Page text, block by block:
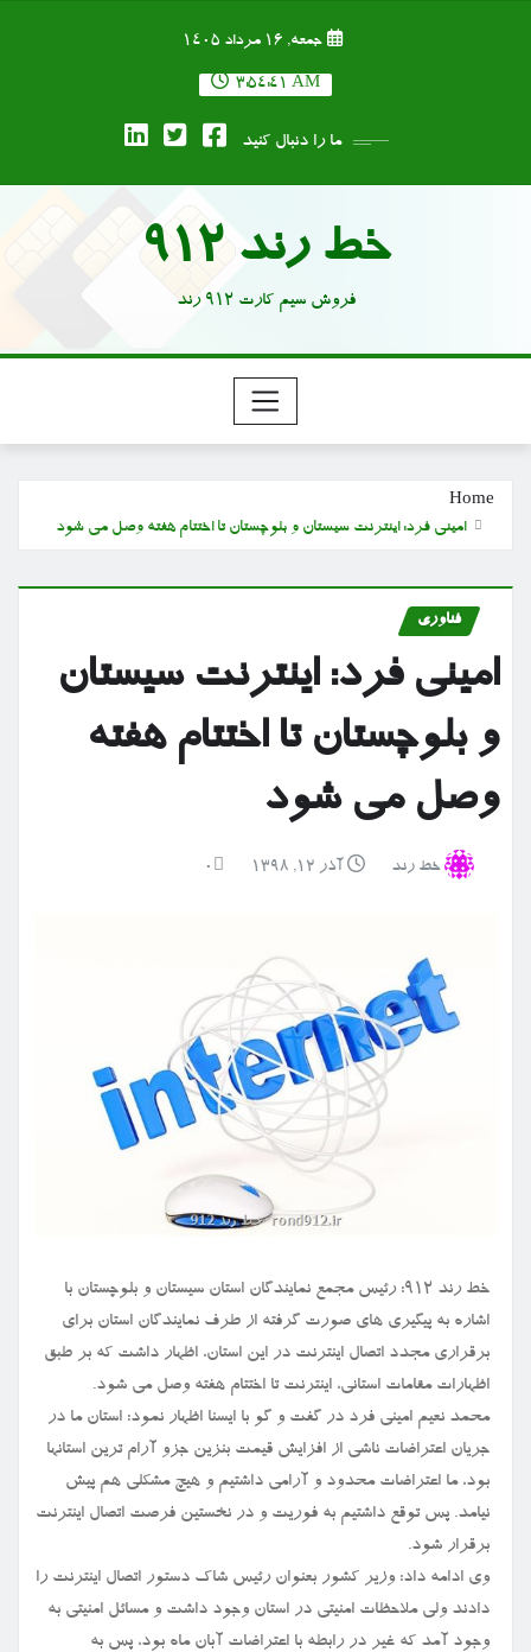
جمعه, ۱۶ مرداد ۱۴۰۵
3:54:41 AM
ما را دنبال کنید
خط رند 912
فروش سیم کارت 912 رند
Home
امینی فرد: اینترنت سیستان و بلوچستان تا اختتام هفته وصل می شود
فناوری
امینی فرد: اینترنت سیستان
و بلوچستان تا اختتام هفته
وصل می شود
خط رند آذر ۱۲, ۱۳۹۸ 0
خط رند ۹۱۲: رئیس مجمع نمایندگان استان سیستان و بلوچستان با
اشاره به پیگیری های صورت گرفته از طرف نمایندگان استان برای
برقراری مجدد اتصال اینترنت در این استان، اظهار داشت که بر طبق
اظهارات مقامات استانی، اینترنت تا اختتام هفته وصل می شود.
محمد نعیم امینی فرد در گفت و گو با ایسنا اظهار نمود: استان ما در
جریان اعتراضات ناشی از افزایش قیمت بنزین جزو آرام ترین استانها
بود، ما اعتراضات محدود و آرامی داشتیم و هیچ مشکلی هم پیش
نیامد. پس توقع داشتیم به فوریت و در نخستین فرصت اتصال اینترنت
برقرار شود.
وی ادامه داد: وزیر کشور بعنوان رئیس شاک دستور اتصال اینترنت را
دادند ولی ملاحظات امنیتی در استان وجود داشت و مسائل امنیتی به
وجود آمد که غیر در رابطه با اعتراضات آبان ماه بود، پس به